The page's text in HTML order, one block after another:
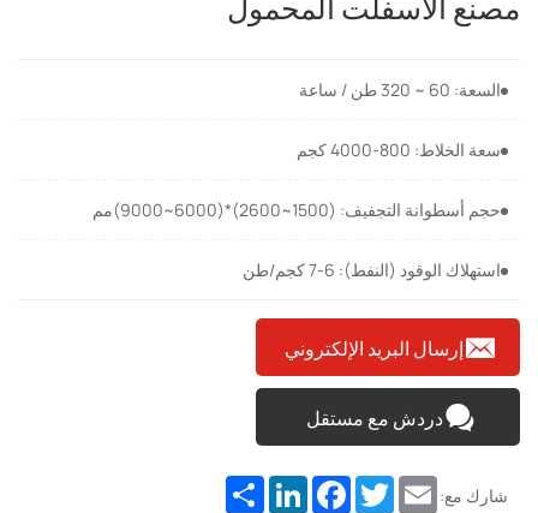
السعة: 60 ~ 320 طن / ساعة
سعة الخلاط: 800-4000 كجم
حجم أسطوانة التجفيف: (1500~2600)*(6000~9000)مم
استهلاك الوقود (النفط): 6-7 كجم/طن
إرسال البريد الإلكتروني
دردش مع مستقل
شارك مع: Share
LinkedInFacebookTwitterEmail